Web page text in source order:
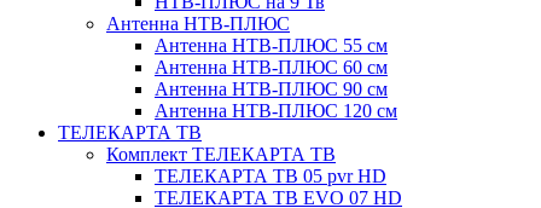
Антенна НТВ-ПЛЮС
Антенна НТВ-ПЛЮС 55 см
Антенна НТВ-ПЛЮС 60 см
Антенна НТВ-ПЛЮС 90 см
Антенна НТВ-ПЛЮС 120 см
ТЕЛЕКАРТА ТВ
Комплект ТЕЛЕКАРТА ТВ
ТЕЛЕКАРТА ТВ 05 pvr HD
ТЕЛЕКАРТА ТВ EVO 07 HD